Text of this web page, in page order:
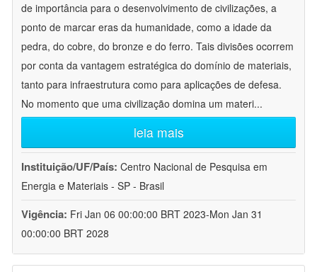
de importância para o desenvolvimento de civilizações, a
ponto de marcar eras da humanidade, como a idade da
pedra, do cobre, do bronze e do ferro. Tais divisões ocorrem
por conta da vantagem estratégica do domínio de materiais,
tanto para infraestrutura como para aplicações de defesa.
No momento que uma civilização domina um materi...
leia mais
Instituição/UF/País: Centro Nacional de Pesquisa em
Energia e Materiais - SP - Brasil
Vigência: Fri Jan 06 00:00:00 BRT 2023-Mon Jan 31
00:00:00 BRT 2028